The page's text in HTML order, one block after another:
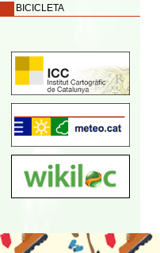
BICICLETA